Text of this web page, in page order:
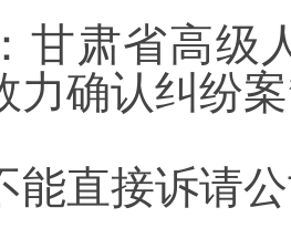
甘肃省高级
力确认纠纷
能直接诉请